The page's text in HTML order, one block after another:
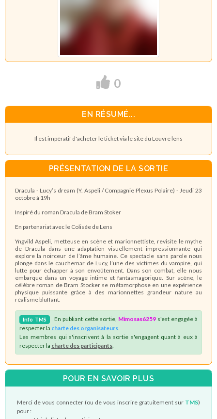
0
EN RÉSUMÉ...
Il est impératif d'acheter le ticket via le site du Louvre lens
PRÉSENTATION DE LA SORTIE
Dracula - Lucy’s dream (Y. Aspeli / Compagnie Plexus Polaire) - Jeudi 23
octobre à 19h
Inspiré du roman Dracula de Bram Stoker
En partenariat avec le Colisée de Lens
Yngvild Aspeli, metteuse en scène et marionnettiste, revisite le mythe
de Dracula dans une adaptation visuellement impressionnante qui
explore la noirceur de l’âme humaine. Ce spectacle sans parole nous
plonge dans le cauchemar de Lucy, l’une des victimes du vampire, qui
lutte pour échapper à son envoûtement. Dans son combat, elle nous
embarque dans un voyage intime et fantasmagorique. Sur scène, le
célèbre roman de Bram Stocker se métamorphose en une expérience
physique puissante grâce à des marionnettes grandeur nature au
réalisme bluffant.
Info TMS En publiant cette sortie, Mimosas6259s'est engagée à
respecter la charte des organisateurs
Les membres qui s'inscrivent à la sortie s'engagent quant à eux à
respecter la charte des participants
POUR EN SAVOIR PLUS
Merci de vous connecter (ou de vous inscrire gratuitement sur TMS)
pour :